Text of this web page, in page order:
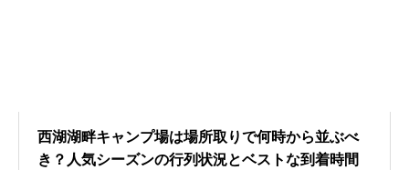
西湖湖畔キャンプ場は場所取りで何時から並ぶべ
き？人気シーズンの行列状況とベストな到着時間